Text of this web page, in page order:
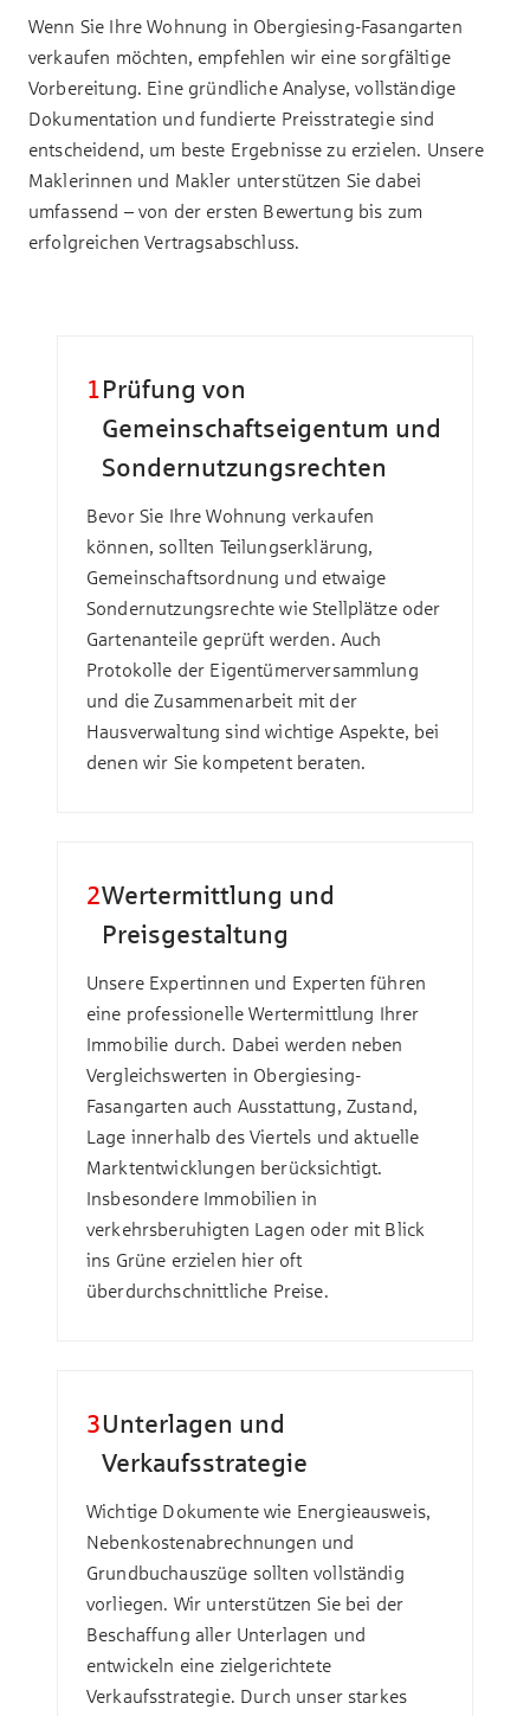
Wenn Sie Ihre Wohnung in Obergiesing-Fasangarten
verkaufen möchten, empfehlen wir eine sorgfältige
Vorbereitung. Eine gründliche Analyse, vollständige
Dokumentation und fundierte Preisstrategie sind
entscheidend, um beste Ergebnisse zu erzielen. Unsere
Maklerinnen und Makler unterstützen Sie dabei
umfassend – von der ersten Bewertung bis zum
erfolgreichen Vertragsabschluss.
1Prüfung von
Gemeinschaftseigentum und
Sondernutzungsrechten
Bevor Sie Ihre Wohnung verkaufen
können, sollten Teilungserklärung,
Gemeinschaftsordnung und etwaige
Sondernutzungsrechte wie Stellplätze oder
Gartenanteile geprüft werden. Auch
Protokolle der Eigentümerversammlung
und die Zusammenarbeit mit der
Hausverwaltung sind wichtige Aspekte, bei
denen wir Sie kompetent beraten.
2Wertermittlung und
Preisgestaltung
Unsere Expertinnen und Experten führen
eine professionelle Wertermittlung Ihrer
Immobilie durch. Dabei werden neben
Vergleichswerten in Obergiesing-
Fasangarten auch Ausstattung, Zustand,
Lage innerhalb des Viertels und aktuelle
Marktentwicklungen berücksichtigt.
Insbesondere Immobilien in
verkehrsberuhigten Lagen oder mit Blick
ins Grüne erzielen hier oft
überdurchschnittliche Preise.
3Unterlagen und
Verkaufsstrategie
Wichtige Dokumente wie Energieausweis,
Nebenkostenabrechnungen und
Grundbuchauszüge sollten vollständig
vorliegen. Wir unterstützen Sie bei der
Beschaffung aller Unterlagen und
entwickeln eine zielgerichtete
Verkaufsstrategie. Durch unser starkes